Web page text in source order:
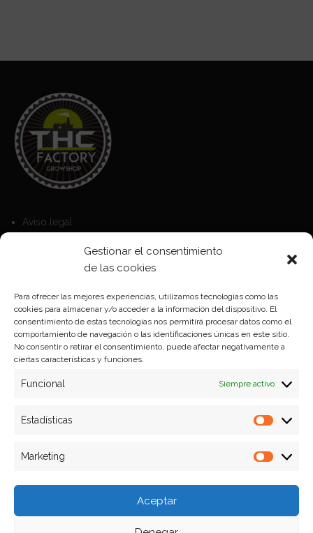
Gestionar el consentimiento
de las cookies
Para ofrecer las mejores experiencias, utilizamos tecnologías como las
cookies para almacenar y/o acceder a la información del dispositivo. El
consentimiento de estas tecnologías nos permitirá procesar datos como el
comportamiento de navegación o las identificaciones únicas en este sitio.
No consentir o retirar el consentimiento, puede afectar negativamente a
ciertas características y funciones.
Funcional Siempre activo
Estadísticas
Marketing
Aceptar
Aviso legal
Política de privacidad
Formas de pago
Plazos y condiciones de envio
Politica de devoluciones